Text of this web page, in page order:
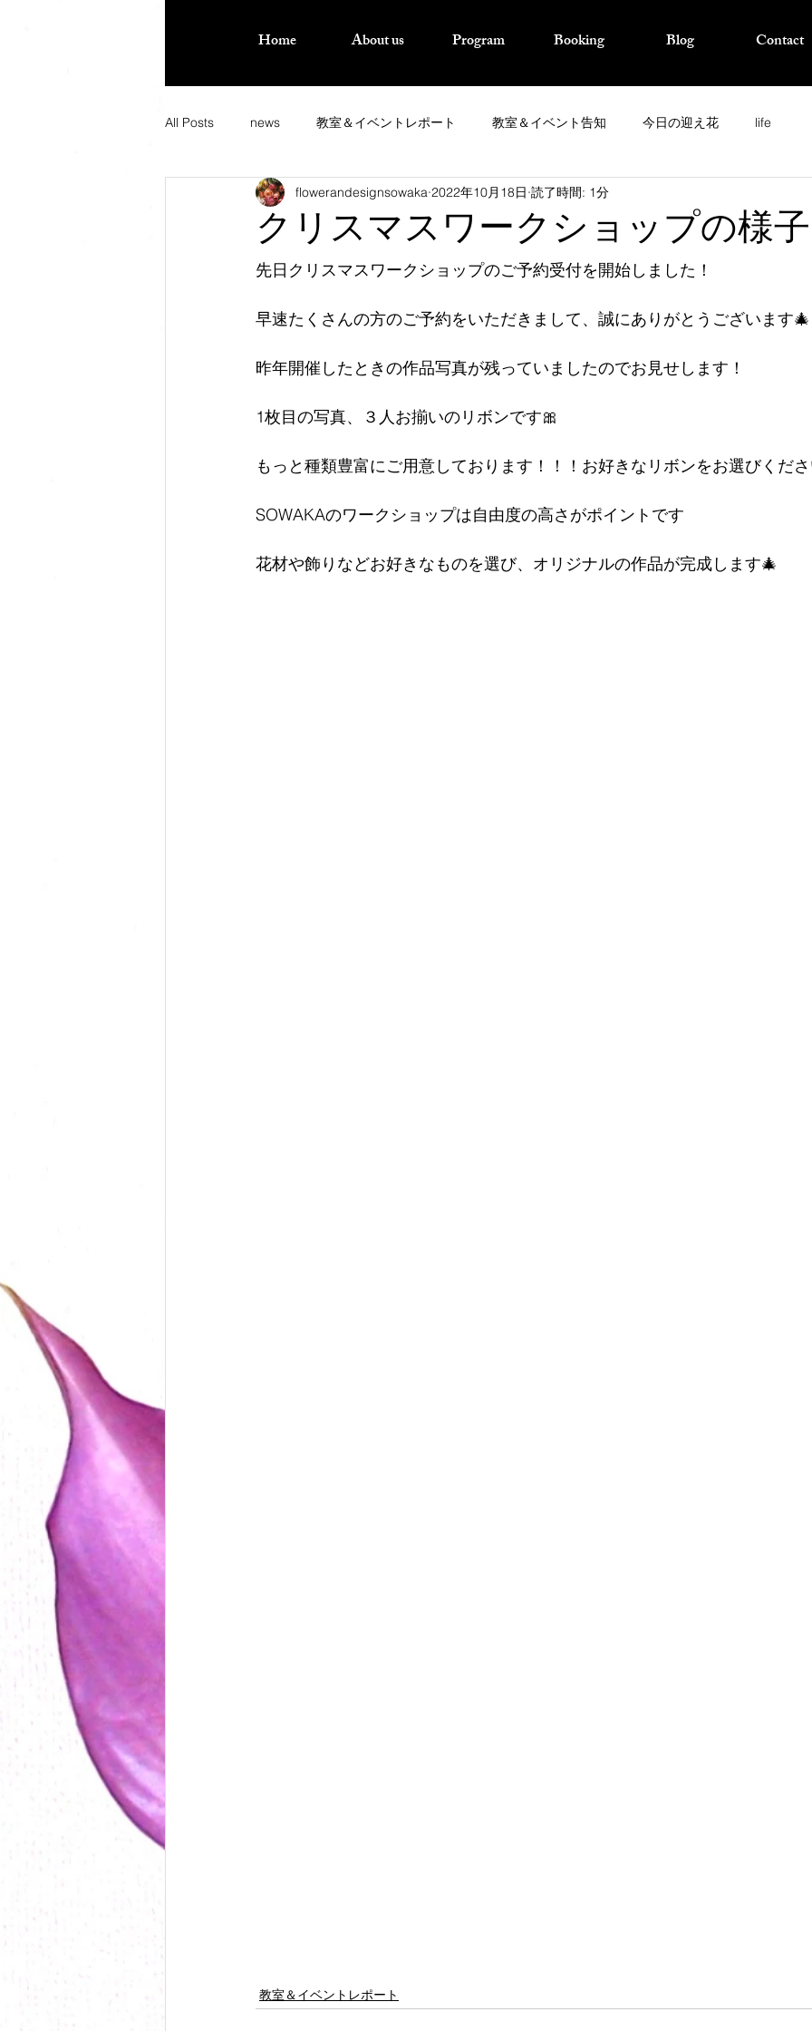
Home About us Program Booking Blog Contact
All Posts news 教室＆イベントレポート 教室＆イベント告知 今日の迎え花 life
クリスマスワークショップの様子
flowerandesignsowaka 2022年10月18日 読了時間: 1分
先日クリスマスワークショップのご予約受付を開始しました！
早速たくさんの方のご予約をいただきまして、誠にありがとうございます🎄
昨年開催したときの作品写真が残っていましたのでお見せします！
1枚目の写真、３人お揃いのリボンです🎀
もっと種類豊富にご用意しております！！！お好きなリボンをお選びくだ
SOWAKAのワークショップは自由度の高さがポイントです
花材や飾りなどお好きなものを選び、オリジナルの作品が完成します🎄
教室＆イベントレポート